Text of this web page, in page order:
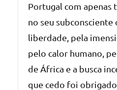
Portugal com apenas
no seu subconsciente
liberdade, pela
pelo calor humano,
de África e a busca
que cedo foi obrigado